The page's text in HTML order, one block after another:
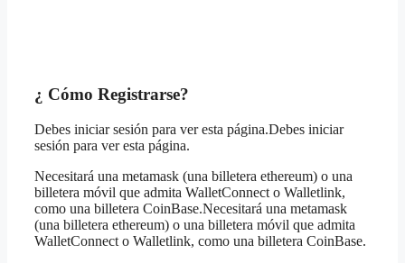
¿ Cómo Registrarse?
Debes iniciar sesión para ver esta página.Debes iniciar
sesión para ver esta página.
Necesitará una metamask (una billetera ethereum) o una
billetera móvil que admita WalletConnect o Walletlink,
como una billetera CoinBase.Necesitará una metamask
(una billetera ethereum) o una billetera móvil que admita
WalletConnect o Walletlink, como una billetera CoinBase.